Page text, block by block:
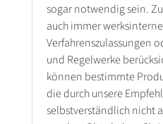
sogar notwendig sein.
auch immer
Verfahrenszulassungen
und Regelwerke
können bestimmte
die durch unsere
selbstverständlich nicht